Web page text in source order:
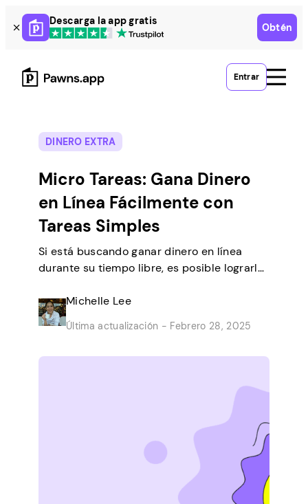
Skip
to
content
Descarga la app gratis
Obtén
Entrar
DINERO EXTRA
Micro Tareas: Gana Dinero
en Línea Fácilmente con
Tareas Simples
Si está buscando ganar dinero en línea
durante su tiempo libre, es posible lograrlo
muchas personas como usted que
convierten los trabajos rápidos de la
comodidad de su hogar en un ingreso
Michelle Lee
Última actualización - Febrero 28, 2025